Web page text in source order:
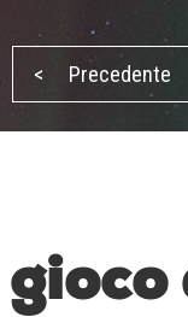
< Precedente
gioco